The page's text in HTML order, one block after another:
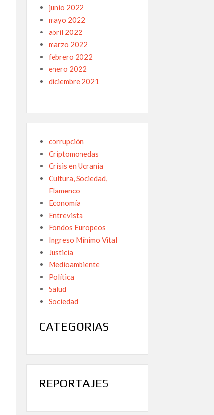
junio 2022
mayo 2022
abril 2022
marzo 2022
febrero 2022
enero 2022
diciembre 2021
corrupción
Criptomonedas
Crisis en Ucrania
Cultura, Sociedad,
Flamenco
Economía
Entrevista
Fondos Europeos
Ingreso Mínimo Vital
Justicia
Medioambiente
Política
Salud
Sociedad
CATEGORIAS
REPORTAJES